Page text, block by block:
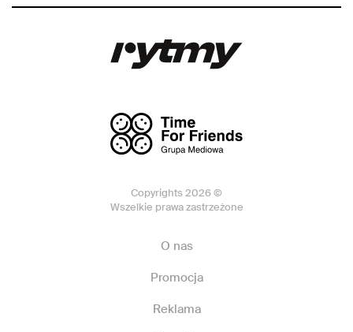
Copyrights 2026 ©
Wszelkie prawa zastrzeżone
O nas
Promocja
Reklama